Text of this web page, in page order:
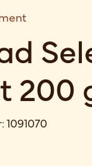
200
1091070